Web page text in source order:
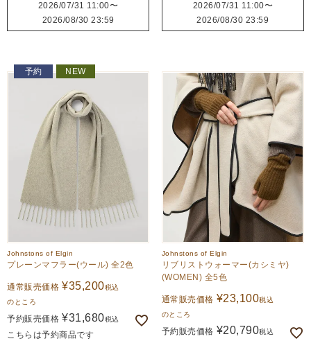
2026/07/31 11:00〜
2026/08/30 23:59
2026/07/31 11:00〜
2026/08/30 23:59
予約 NEW
Johnstons of Elgin
プレーンマフラー(ウール) 全2色
通常販売価格 ¥35,200税込
のところ
予約販売価格 ¥31,680税込
こちらは予約商品です
Johnstons of Elgin
リブリストウォーマー(カシミヤ)
(WOMEN) 全5色
通常販売価格 ¥23,100税込
のところ
予約販売価格 ¥20,790税込